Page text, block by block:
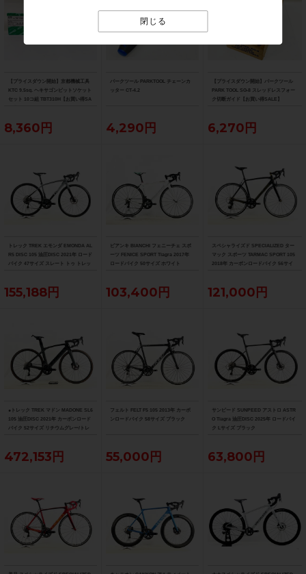
閉じる
【プライスダウン開始】京都機械工具
KTC 9.5sq. ヘキサゴンビットソケット
セット 10コ組 TBT310H【お買い得SA
8,360円
パークツール PARKTOOL チェーンカ
ッター CT-4.2
4,290円
【プライスダウン開始】パークツール
PARK TOOL SG-8 スレッドレスフォー
ク切断ガイド【お買い得SALE】
6,270円
トレック TREK エモンダ EMONDA AL
R5 DISC 105 油圧DISC 2021年 ロード
バイク 47サイズ スレート トゥ トレッ
155,188円
ビアンキ BIANCHI フェニーチェ スポ
ーツ FENICE SPORT Tiagra 2017年
ロードバイク 50サイズ ホワイト
103,400円
スペシャライズド SPECIALIZED ター
マック スポーツ TARMAC SPORT 105
2018年 カーボンロードバイク 56サイ
121,000円
●トレック TREK マドン MADONE SL6
105 油圧DISC 2021年 カーボンロード
バイク 52サイズ リチウムグレー/トレ
472,153円
フェルト FELT F5 105 2013年 カーボ
ンロードバイク 58サイズ ブラック
55,000円
サンピード SUNPEED アストロ ASTR
O Tiagra 油圧DISC 2025年 ロードバイ
ク Lサイズ ブラック
63,800円